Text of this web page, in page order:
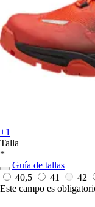
+1
Talla
*
Guía de tallas
40,5
41 42
Este campo es